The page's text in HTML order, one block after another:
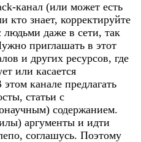
канал (или может есть
кто знает, корректируйте
даже в сети, так
приглашать в этот
и других ресурсов, где
или касается
канале предлагать
статьи с
содержанием.
аргументы и идти
соглашусь. Поэтому